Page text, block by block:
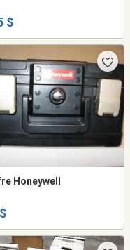
$
Honeywell